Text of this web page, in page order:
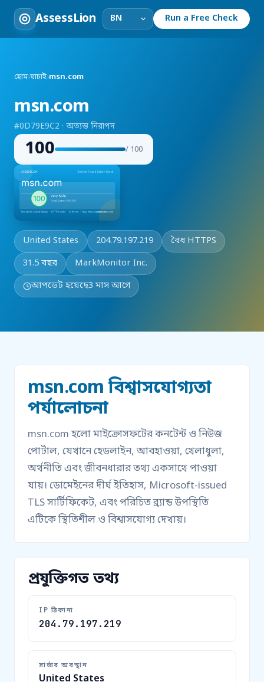
AssessLion Run a Free Check
হোম›যাচাই›msn.com
msn.com
#0D79E9C2 · অত্যন্ত নিরাপদ
100 / 100
United States 204.79.197.219
বৈধ HTTPS
31.5 বছর
MarkMonitor Inc.
আপডেট হয়েছে3 মাস আগে
msn.com বিশ্বাসযোগ্যতা
পর্যালোচনা
msn.com হলো মাইক্রোসফটের কনটেন্ট ও নিউজ
পোর্টাল, যেখানে হেডলাইন, আবহাওয়া, খেলাধুলা,
অর্থনীতি এবং জীবনধারার তথ্য একসাথে পাওয়া
যায়। ডোমেইনের দীর্ঘ ইতিহাস, Microsoft-issued
TLS সার্টিফিকেট, এবং পরিচিত ব্র্যান্ড উপস্থিতি
এটিকে স্থিতিশীল ও বিশ্বাসযোগ্য দেখায়।
প্রযুক্তিগত তথ্য
IP ঠিকানা
204.79.197.219
সার্ভার অবস্থান
United States